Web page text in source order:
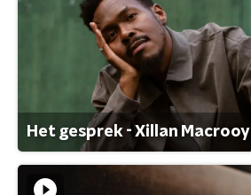
Het gesprek - Xillan Macrooy